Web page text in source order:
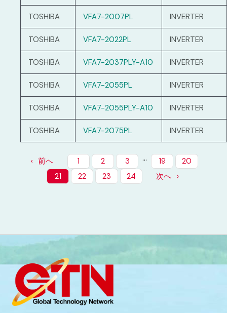
TOSHIBA VFA7-2007PL INVERTER
TOSHIBA VFA7-2022PL INVERTER
TOSHIBA VFA7-2037PLY-A10 INVERTER
TOSHIBA VFA7-2055PL INVERTER
TOSHIBA VFA7-2055PLY-A10 INVERTER
TOSHIBA VFA7-2075PL INVERTER
前へ 1 2 3 … 19
20
21
22 23 24 次へ